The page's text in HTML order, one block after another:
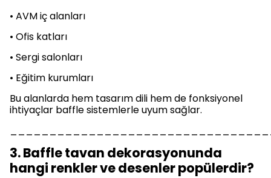
• AVM iç alanları
• Ofis katları
• Sergi salonları
• Eğitim kurumları
Bu alanlarda hem tasarım dili hem de fonksiyonel
ihtiyaçlar baffle sistemlerle uyum sağlar.
3. Baffle tavan dekorasyonunda
hangi renkler ve desenler popülerdir?